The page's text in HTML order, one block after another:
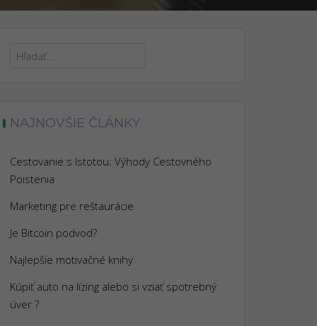
Hľadať:
NAJNOVŠIE ČLÁNKY
Cestovanie s Istotou: Výhody Cestovného
Poistenia
Marketing pre reštaurácie
Je Bitcoin podvod?
Najlepšie motivačné knihy
Kúpiť auto na lízing alebo si vziať spotrebný
úver ?